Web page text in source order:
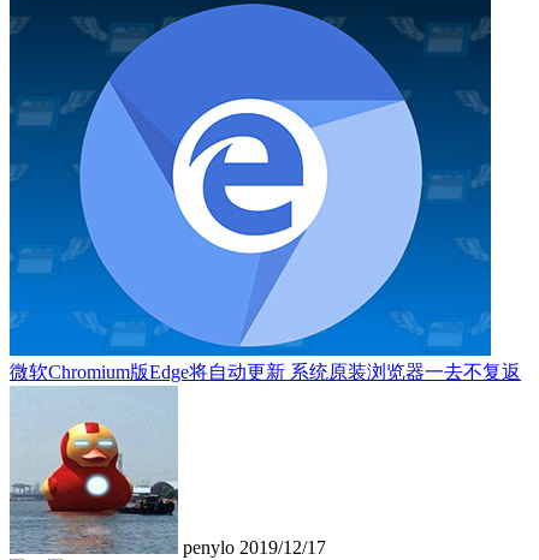
微软Chromium版Edge将自动更新 系统原装浏览器一去不复返
penylo 2019/12/17